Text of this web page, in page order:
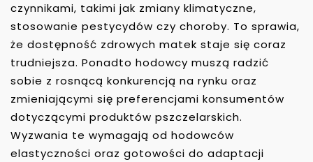
czynnikami, takimi jak zmiany klimatyczne,
stosowanie pestycydów czy choroby. To sprawia,
że dostępność zdrowych matek staje się coraz
trudniejsza. Ponadto hodowcy muszą radzić
sobie z rosnącą konkurencją na rynku oraz
zmieniającymi się preferencjami konsumentów
dotyczącymi produktów pszczelarskich.
Wyzwania te wymagają od hodowców
elastyczności oraz gotowości do adaptacji